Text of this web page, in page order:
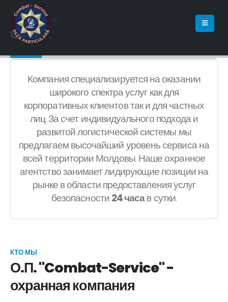
HOME О НАС
О нас
Компания специализируется на оказании
широкого спектра услуг как для
корпоративных клиентов так и для частных
лиц. За счет индивидуального подхода и
развитой логистической системы мы
предлагаем высочайший уровень сервиса на
всей территории Молдовы. Наше охранное
агентство занимает лидирующие позиции на
рынке в области предоставления услуг
безопасности 24 часав сутки.
КТО МЫ
О.П. "Combat-Service" -
охранная компания